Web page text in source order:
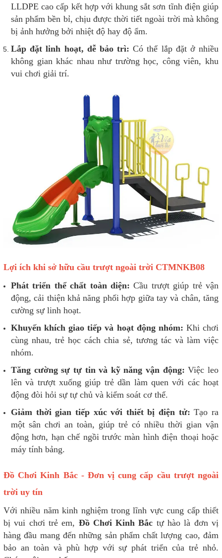
LLDPE cao cấp kết hợp với khung sắt sơn tĩnh điện giúp
sản phẩm bền bỉ, chịu được thời tiết ngoài trời mà không
bị ảnh hưởng bởi nhiệt độ hay độ ẩm.
Lắp đặt linh hoạt, dễ bảo trì: Có thể lắp đặt ở nhiều
không gian khác nhau như trường học, công viên, khu
vui chơi giải trí.
Lợi ích khi sở hữu cầu trượt ngoài trời CTMNKB08
Phát triển thể chất toàn diện: Cầu trượt giúp trẻ vận
động, cải thiện khả năng phối hợp giữa tay và chân, tăng
cường sự linh hoạt.
Khuyến khích giao tiếp và hoạt động nhóm: Khi chơi
cùng nhau, trẻ học cách chia sẻ, tương tác và làm việc
nhóm.
Tăng cường sự tự tin và kỹ năng vận động: Việc leo
lên và trượt xuống giúp trẻ dần làm quen với các hoạt
động đòi hỏi sự tự chủ và kiểm soát cơ thể.
Giảm thời gian tiếp xúc với thiết bị điện tử: Tạo ra
một sân chơi an toàn, giúp trẻ có nhiều thời gian vận
động hơn, hạn chế ngồi trước màn hình điện thoại hoặc
máy tính bảng.
Đồ Chơi Kinh Bắc - Đơn vị cung cấp cầu trượt ngoài
trời uy tín
Với nhiều năm kinh nghiệm trong lĩnh vực cung cấp thiết
bị vui chơi trẻ em, Đồ Chơi Kinh Bắc tự hào là đơn vị
hàng đầu mang đến những sản phẩm chất lượng cao, đảm
bảo an toàn và phù hợp với sự phát triển của trẻ nhỏ.